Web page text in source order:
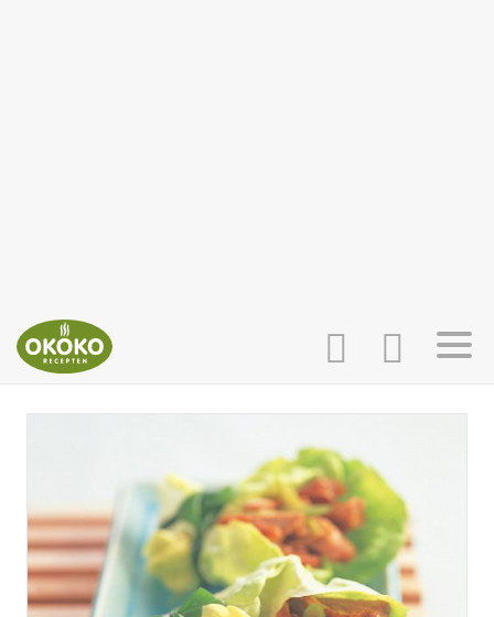
INLOGGEN
AANMELDEN
RECEPTEN
WEEKMENU'S